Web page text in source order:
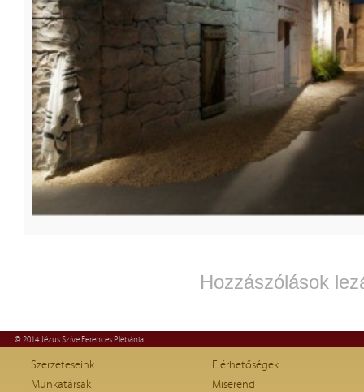
Hozzászólások
© 2014 Jézus Szíve Ferences Plébánia
Szerzeteseink
Munkatársak
Elérhetőségek
Miserend